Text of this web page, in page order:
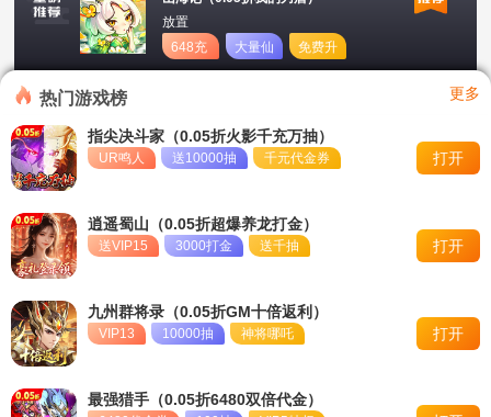
单日大额福利
转游活动
冠名活动
单日大额福利
放置
648充
值卡
大量仙
玉
免费升
星
热门游戏榜 更多
指尖决斗家（0.05折火影千充万抽）
UR鸣人 送10000抽 千元代金券 打开
逍遥蜀山（0.05折超爆养龙打金）
送VIP15 3000打金 送千抽 打开
九州群将录（0.05折GM十倍返利）
VIP13 10000抽 神将哪吒 打开
最强猎手（0.05折6480双倍代金）